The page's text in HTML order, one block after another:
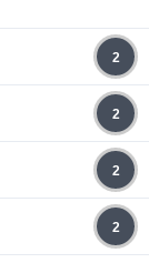
2
2
2
2